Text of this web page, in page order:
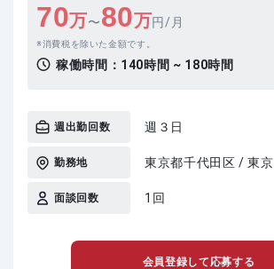
70万〜80万円/月
消費税を除いた金額です。
稼働時間： 140時間 ~ 180時間
週出勤回数 週３日
勤務地 東京都千代田区 / 東京
面談回数 1回
会員登録して応募する